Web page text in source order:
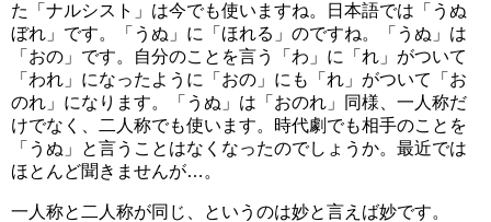
た「ナルシスト」は今でも使いますね。日本語では「うぬ
ぼれ」です。「うぬ」に「ほれる」のですね。「うぬ」は
「おの」です。自分のことを言う「わ」に「れ」がついて
「われ」になったように「おの」にも「れ」がついて「お
のれ」になります。「うぬ」は「おのれ」同様、一人称だ
けでなく、二人称でも使います。時代劇でも相手のことを
「うぬ」と言うことはなくなったのでしょうか。最近では
ほとんど聞きませんが…。
一人称と二人称が同じ、というのは妙と言えば妙です。